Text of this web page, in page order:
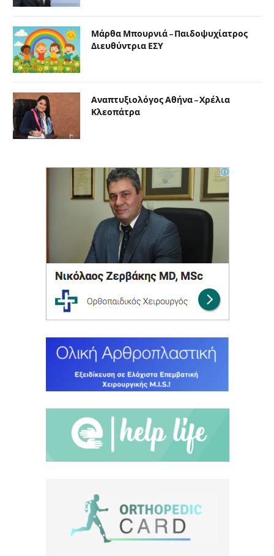
Μάρθα Μπουρνιά – Παιδοψυχίατρος
Διευθύντρια ΕΣΥ
Αναπτυξιολόγος Αθήνα – Χρέλια
Κλεοπάτρα